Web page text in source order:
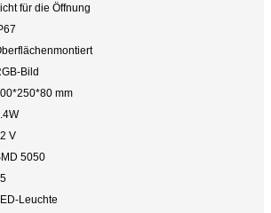
für die Öffnung
Bild
mm
V
5050
Leuchte